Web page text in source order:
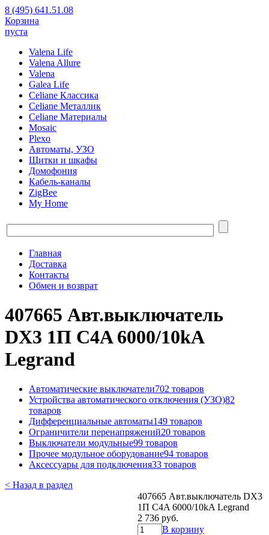
8 (495) 641.51.08
Корзина
пуста
Valena Life
Valena Allure
Valena
Galea Life
Celiane Классика
Celiane Металлик
Celiane Материалы
Mosaic
Plexo
Автоматы, УЗО
Щитки и шкафы
Домофония
Кабель-каналы
ZigBee
My Home
Главная
Доставка
Контакты
Обмен и возврат
407665 Авт.выключатель
DX3 1П С4A 6000/10kA
Legrand
Автоматические выключатели702 товаров
Устройства автоматического отключения (УЗО)82
товаров
Дифференциальные автоматы149 товаров
Ограничители перенапряжений20 товаров
Выключатели модульные99 товаров
Прочее модульное оборудование94 товаров
Аксессуары для подключения33 товаров
< Назад в раздел
407665 Авт.выключатель DX3
1П С4A 6000/10kA Legrand
2 736 руб.
В корзину